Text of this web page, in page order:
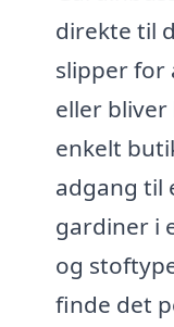
direkte til
slipper for
eller
enkelt
adgang til
gardiner i
og
finde det